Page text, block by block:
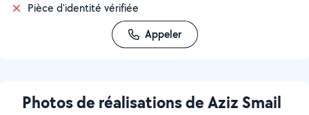
Pièce d'identité vérifiée
Appeler
Photos de réalisations de Aziz Smail